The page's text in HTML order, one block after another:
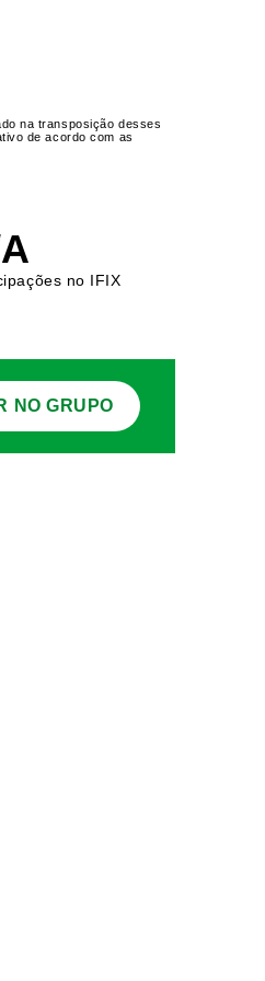
na transposição desses
de acordo com as
no IFIX
NO GRUPO